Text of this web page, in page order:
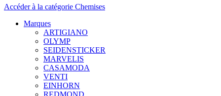
Accéder à la catégorie Chemises
Marques
ARTIGIANO
OLYMP
SEIDENSTICKER
MARVELIS
CASAMODA
VENTI
EINHORN
REDMOND